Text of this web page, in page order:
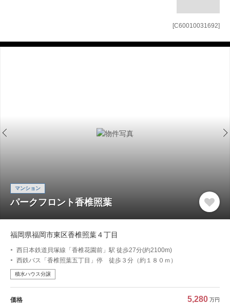
[C60010031692]
マンション
パークフロント香椎照葉
福岡県福岡市東区香椎照葉４丁目
西日本鉄道貝塚線「香椎花園前」駅 徒歩27分(約2100m)
西鉄バス「香椎照葉五丁目」停 徒歩３分（約１８０ｍ）
積水ハウス分譲
価格 5,280 万円